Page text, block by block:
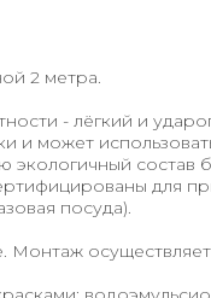
2 метра.
- лёгкий и
и может
состав
для
посуда).